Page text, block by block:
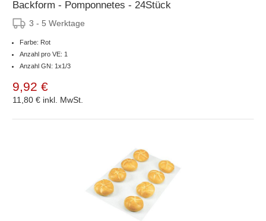
Backform - Pomponnetes - 24Stück
3 - 5 Werktage
Farbe: Rot
Anzahl pro VE: 1
Anzahl GN: 1x1/3
9,92 €
11,80 € inkl. MwSt.